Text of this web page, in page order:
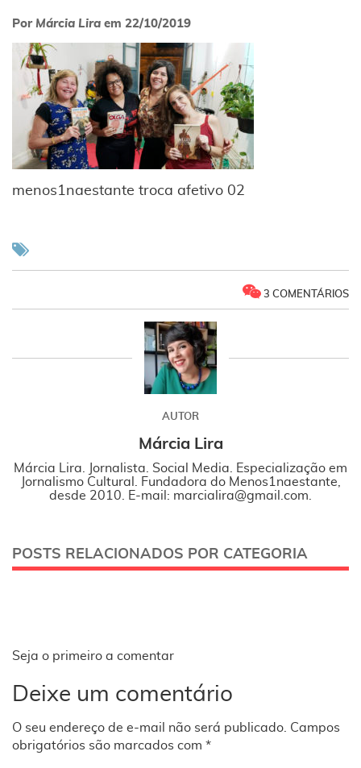
Por Márcia Lira em 22/10/2019
menos1naestante troca afetivo 02
3 COMENTÁRIOS
AUTOR
Márcia Lira
Márcia Lira. Jornalista. Social Media. Especialização em
Jornalismo Cultural. Fundadora do Menos1naestante,
desde 2010. E-mail: marcialira@gmail.com.
POSTS RELACIONADOS POR CATEGORIA
Seja o primeiro a comentar
Deixe um comentário
O seu endereço de e-mail não será publicado. Campos
obrigatórios são marcados com *